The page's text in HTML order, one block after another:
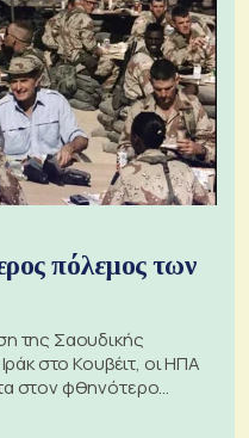
πόλεμος των
της Σαουδικής
στο Κουβέιτ, οι ΗΠΑ
στον φθηνότερο